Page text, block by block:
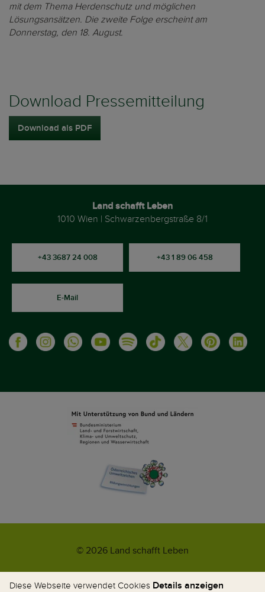
mit dem Thema Herdenschutz und möglichen
Lösungsansätzen. Die zweite Folge erscheint am
Donnerstag, den 18. August.
Download Pressemitteilung
Download als PDF
Land schafft Leben
1010 Wien | Schwarzenbergstraße 8/1
+43 3687 24 008 +43 1 89 06 458
E-Mail
© 2026 Land schafft Leben
Impressum AGB Kontakt Datenschutz
Umweltzeichen
WhatsApp-News
Diese Webseite verwendet Cookies Details anzeigen